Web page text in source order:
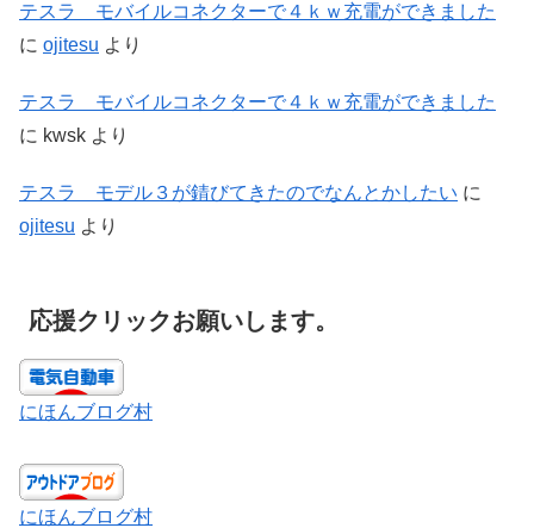
テスラ モバイルコネクターで４ｋｗ充電ができました
に ojitesu より
テスラ モバイルコネクターで４ｋｗ充電ができました
に kwsk より
テスラ モデル３が錆びてきたのでなんとかしたい に
ojitesu より
応援クリックお願いします。
にほんブログ村
にほんブログ村